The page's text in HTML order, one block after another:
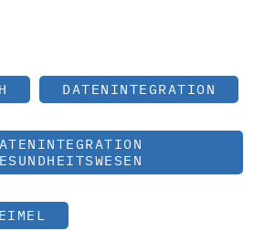
DATENINTEGRATION